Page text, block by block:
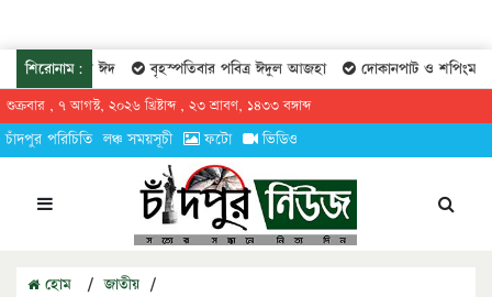
শিরোনাম:
কোরবানির ঈদ বৃহস্পতিবার পবিত্র ঈদুল আজহা দোকানপাট ও শপিংমল
শুক্রবার , ৭ আগস্ট, ২০২৬ খ্রিষ্টাব্দ , ২৩ শ্রাবণ, ১৪৩৩ বঙ্গাব্দ
চাঁদপুর পরিচিতি লঞ্চ সময়সূচী ফটো ভিডিও
হোম / জাতীয় /